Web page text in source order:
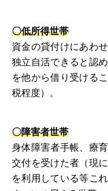
〇低所得世帯
資金の貸付けにあわ
独立自活できると認
を他から借り受ける
税程度）。
〇障害者世帯
身体障害者手帳、療
交付を受けた者（現
を利用している等こ